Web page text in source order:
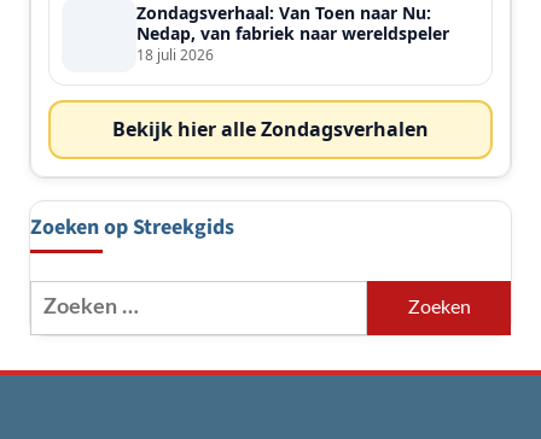
Zondagsverhaal: Van Toen naar Nu:
Nedap, van fabriek naar wereldspeler
18 juli 2026
Bekijk hier alle Zondagsverhalen
Zoeken op Streekgids
Zoeken
naar: